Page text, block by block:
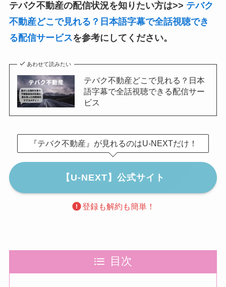
テバク不動産の配信状況を知りたい方は>> テバク
不動産どこで見れる？日本語字幕で全話視聴でき
る配信サービスを参考にしてください。
あわせて読みたい
テバク不動産どこで見れる？日本
語字幕で全話視聴できる配信サー
ビス
『テバク不動産』が見れるのはU-NEXTだけ！
【U-NEXT】公式サイト
登録も解約も簡単！
目次